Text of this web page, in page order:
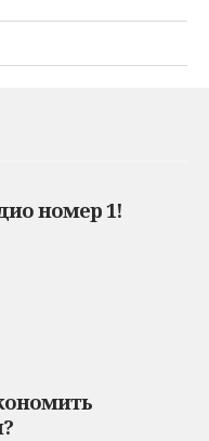
номер 1!